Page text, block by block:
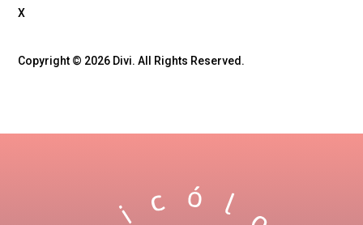
X
Copyright © 2026 Divi. All Rights Reserved.